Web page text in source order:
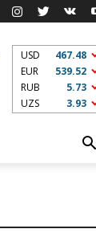
USD
467.48
EUR
539.52
RUB
5.73
UZS
3.93